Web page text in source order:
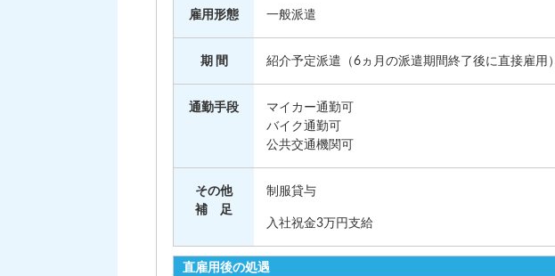
雇用形態 一般派遣
期 間 紹介予定派遣（6ヵ月の派遣期間終了後に直接雇用）
通勤手段
マイカー通勤可
バイク通勤可
公共交通機関可
その他
補 足
制服貸与
入社祝金3万円支給
直雇用後の処遇